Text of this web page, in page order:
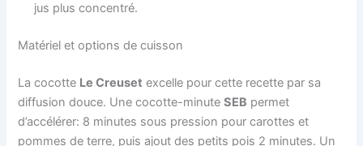
jus plus concentré.
Matériel et options de cuisson
La cocotte Le Creuset excelle pour cette recette par sa
diffusion douce. Une cocotte-minuteSEB permet
d’accélérer: 8 minutes sous pression pour carottes et
pommes de terre, puis ajout des petits pois 2 minutes. Un